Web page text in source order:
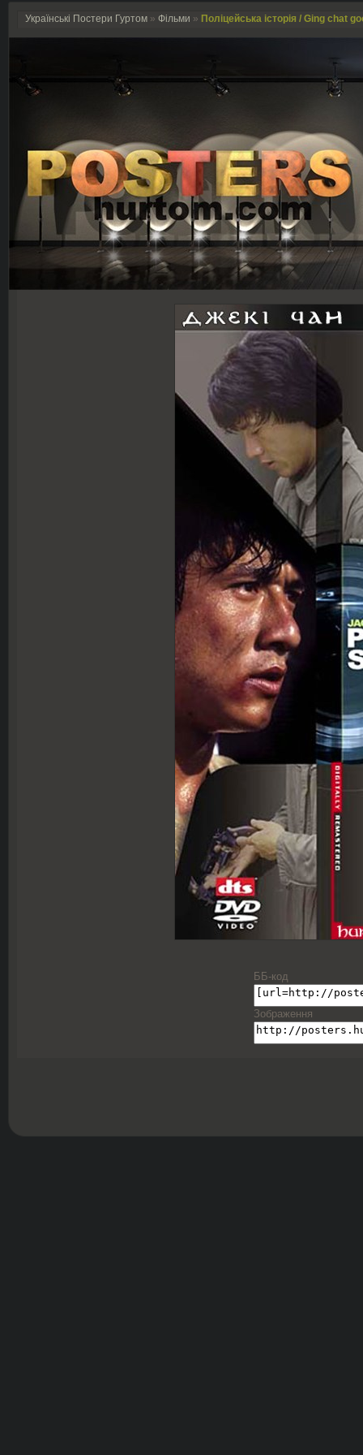
Українські Постери Гуртом » Фільми » Поліцейська історія / Ging chat
ББ-код
Зображення